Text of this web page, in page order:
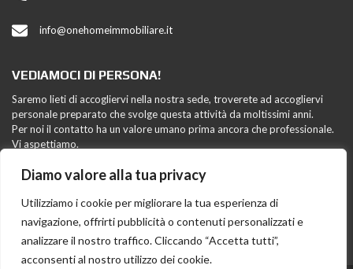
Diamo valore alla tua privacy
Utilizziamo i cookie per migliorare la tua esperienza di
navigazione, offrirti pubblicità o contenuti personalizzati e
analizzare il nostro traffico. Cliccando “Accetta tutti”,
acconsenti al nostro utilizzo dei cookie.
info@onehomeimmobiliare.it
VEDIAMOCI DI PERSONA!
Saremo lieti di accogliervi nella nostra sede, troverete ad accogliervi
personale preparato che svolge questa attività da moltissimi anni.
Per noi il contatto ha un valore umano prima ancora che professionale.
Vi aspettiamo.